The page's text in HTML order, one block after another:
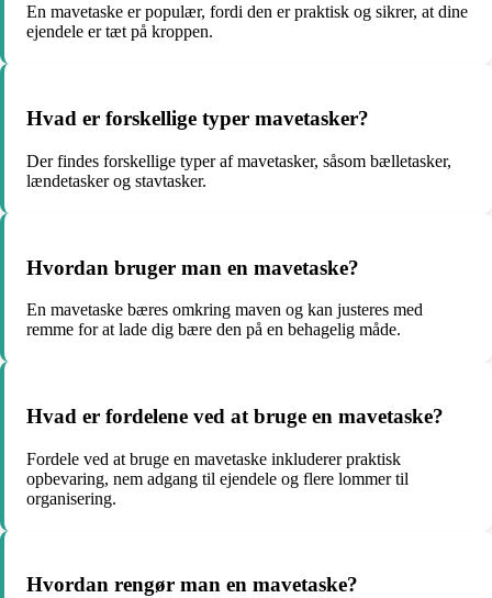
En mavetaske er populær, fordi den er praktisk og sikrer, at dine
ejendele er tæt på kroppen.
Hvad er forskellige typer mavetasker?
Der findes forskellige typer af mavetasker, såsom bælletasker,
lændetasker og stavtasker.
Hvordan bruger man en mavetaske?
En mavetaske bæres omkring maven og kan justeres med
remme for at lade dig bære den på en behagelig måde.
Hvad er fordelene ved at bruge en mavetaske?
Fordele ved at bruge en mavetaske inkluderer praktisk
opbevaring, nem adgang til ejendele og flere lommer til
organisering.
Hvordan rengør man en mavetaske?